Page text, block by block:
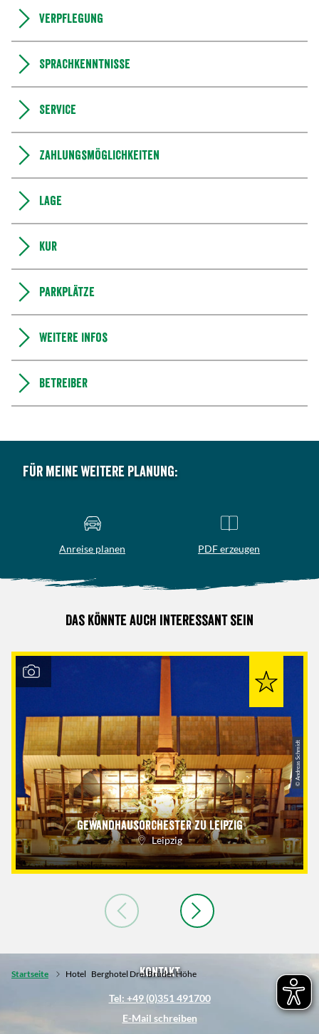
Verpflegung
Sprachkenntnisse
Service
Zahlungsmöglichkeiten
Lage
Kur
Parkplätze
Weitere Infos
Betreiber
Für meine weitere Planung:
Anreise planen PDF erzeugen
Das könnte auch interessant sein
Gewandhausorchester zu Leipzig
Leipzig
© Andreas Schmidt
Startseite Hotel Berghotel Drei Brüder Höhe
Kontakt
Tel: +49 (0)351 491700
E-Mail schreiben